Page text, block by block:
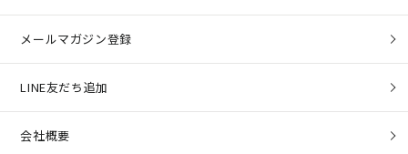
メールマガジン登録
LINE友だち追加
会社概要